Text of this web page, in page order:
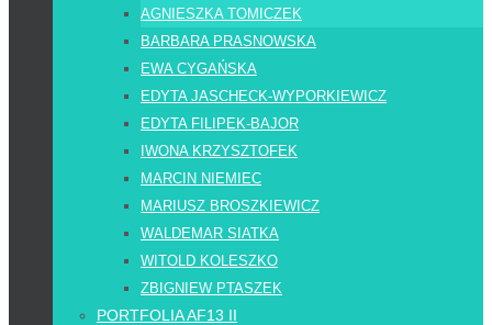
AGNIESZKA TOMICZEK
BARBARA PRASNOWSKA
EWA CYGAŃSKA
EDYTA JASCHECK-WYPORKIEWICZ
EDYTA FILIPEK-BAJOR
IWONA KRZYSZTOFEK
MARCIN NIEMIEC
MARIUSZ BROSZKIEWICZ
WALDEMAR SIATKA
WITOLD KOLESZKO
ZBIGNIEW PTASZEK
PORTFOLIA AF13 II